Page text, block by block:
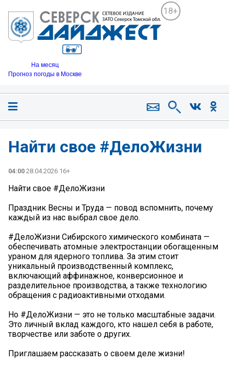
18+
На месяц
Прогноз погоды в Москве
Найти свое #ДелоЖизни
04:00 28.04.2026 16+
Найти свое #ДелоЖизни
Праздник Весны и Труда — повод вспомнить, почему
каждый из нас выбрал свое дело.
#ДелоЖизни Сибирского химического комбината —
обеспечивать атомные электростанции обогащенным
ураном для ядерного топлива. За этим стоит
уникальный производственный комплекс,
включающий аффинажное, конверсионное и
разделительное производства, а также технологию
обращения с радиоактивными отходами.
Но #ДелоЖизни — это не только масштабные задачи.
Это личный вклад каждого, кто нашел себя в работе,
творчестве или заботе о других.
Приглашаем рассказать о своем деле жизни!